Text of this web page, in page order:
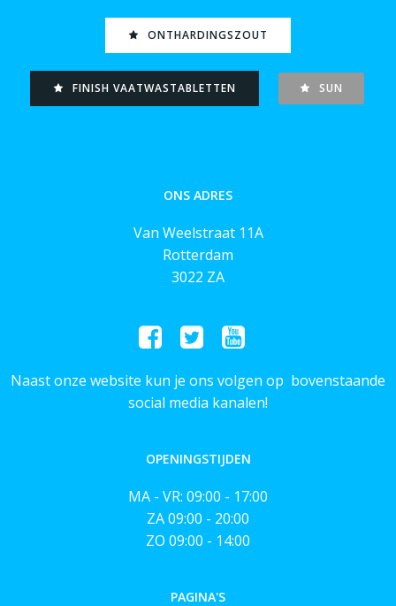
ONTHARDINGSZOUT
FINISH VAATWASTABLETTEN SUN
ONS ADRES
Van Weelstraat 11A
Rotterdam
3022 ZA
Naast onze website kun je ons volgen op bovenstaande
social media kanalen!
OPENINGSTIJDEN
MA - VR: 09:00 - 17:00
ZA 09:00 - 20:00
ZO 09:00 - 14:00
PAGINA'S